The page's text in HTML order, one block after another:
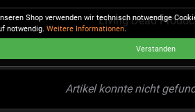
Living Dead
Artikel konnte nicht
Shop verwenden wir technisch notwendige
notwendig. Weitere Informationen.
Verstanden